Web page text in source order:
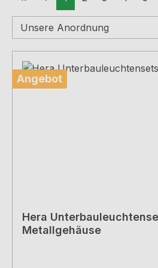
Angebot
Hera
Metallgehäuse